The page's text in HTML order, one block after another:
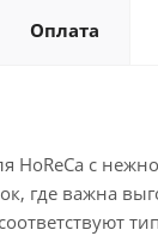
Оплата
с
где важна